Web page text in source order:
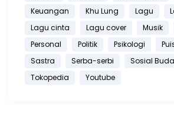
Keuangan
Khu Lung Lagu
Lagu cinta
Lagu cover Musik
Personal
Politik Psikologi
Sastra
Serba-serbi
Sosial
Tokopedia
Youtube